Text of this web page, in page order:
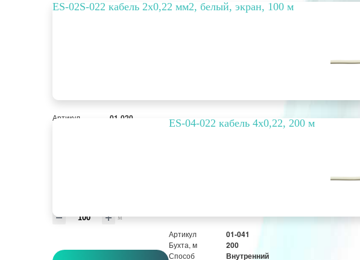
ES-02S-022 кабель 2х0,22 мм2, белый, экран, 100 м
Артикул 01-020
м
ES-04-022 кабель 4х0,22, 200 м
Артикул 01-041
Бухта, м 200
Способ Внутренний